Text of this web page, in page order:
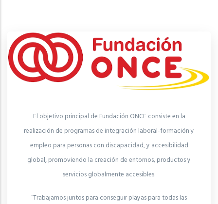
El objetivo principal de Fundación ONCE consiste en la
realización de programas de integración laboral-formación y
empleo para personas con discapacidad, y accesibilidad
global, promoviendo la creación de entornos, productos y
servicios globalmente accesibles.
“Trabajamos juntos para conseguir playas para todas las